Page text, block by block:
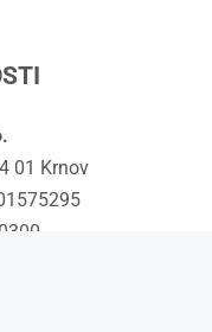
01 Krnov